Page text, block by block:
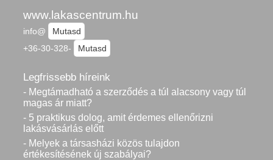
www.lakascentrum.hu
info@
Mutasd
+36-30-328-
Mutasd
Legfrissebb híreink
- Megtámadható a szerződés a túl alacsony vagy túl
magas ár miatt?
- 5 praktikus dolog, amit érdemes ellenőrizni
lakásvásárlás előtt
- Melyek a társasházi közös tulajdon
értékesítésének új szabályai?